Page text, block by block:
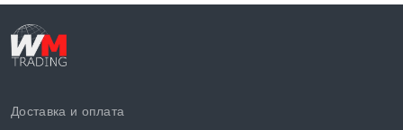
Доставка и оплата